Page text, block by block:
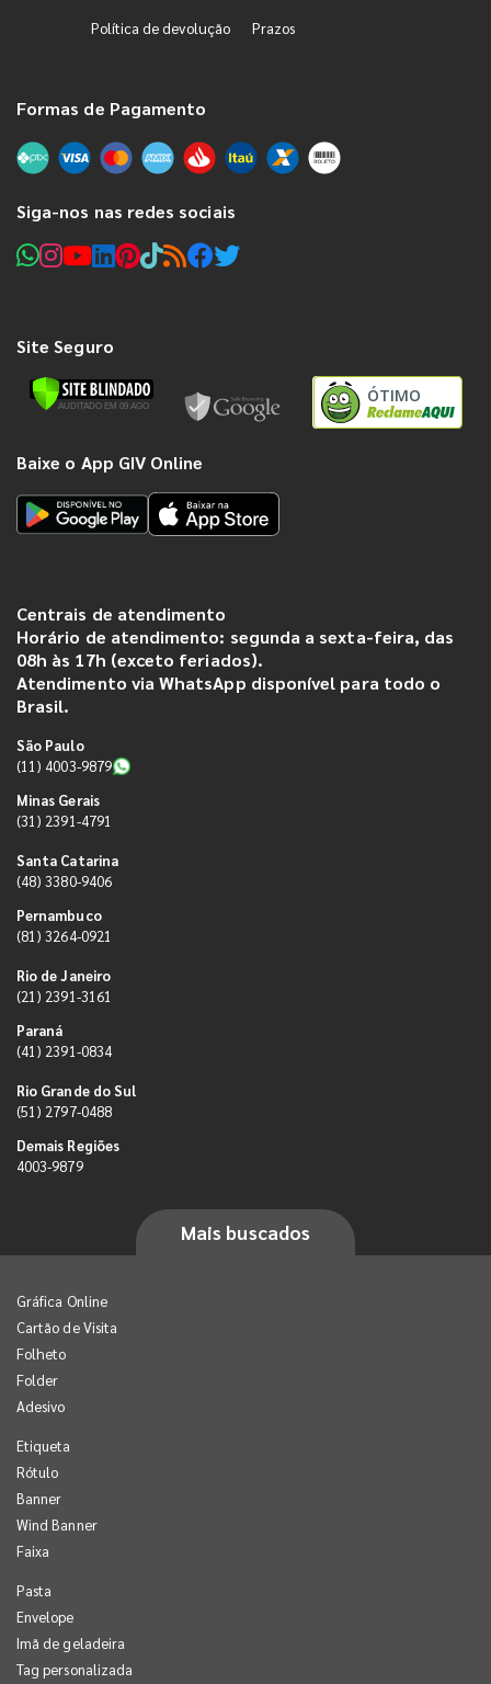
Política de devolução Prazos
Formas de Pagamento
Siga-nos nas redes sociais
Site Seguro
ÓTIMO
Baixe o App GIV Online
Centrais de atendimento
Horário de atendimento: segunda a sexta-feira, das
08h às 17h (exceto feriados).
Atendimento via WhatsApp disponível para todo o
Brasil.
São Paulo
(11) 4003-9879
Minas Gerais
(31) 2391-4791
Santa Catarina
(48) 3380-9406
Pernambuco
(81) 3264-0921
Rio de Janeiro
(21) 2391-3161
Paraná
(41) 2391-0834
Rio Grande do Sul
(51) 2797-0488
Demais Regiões
4003-9879
Mais buscados
Gráfica Online
Cartão de Visita
Folheto
Folder
Adesivo
Etiqueta
Rótulo
Banner
Wind Banner
Faixa
Pasta
Envelope
Imã de geladeira
Tag personalizada